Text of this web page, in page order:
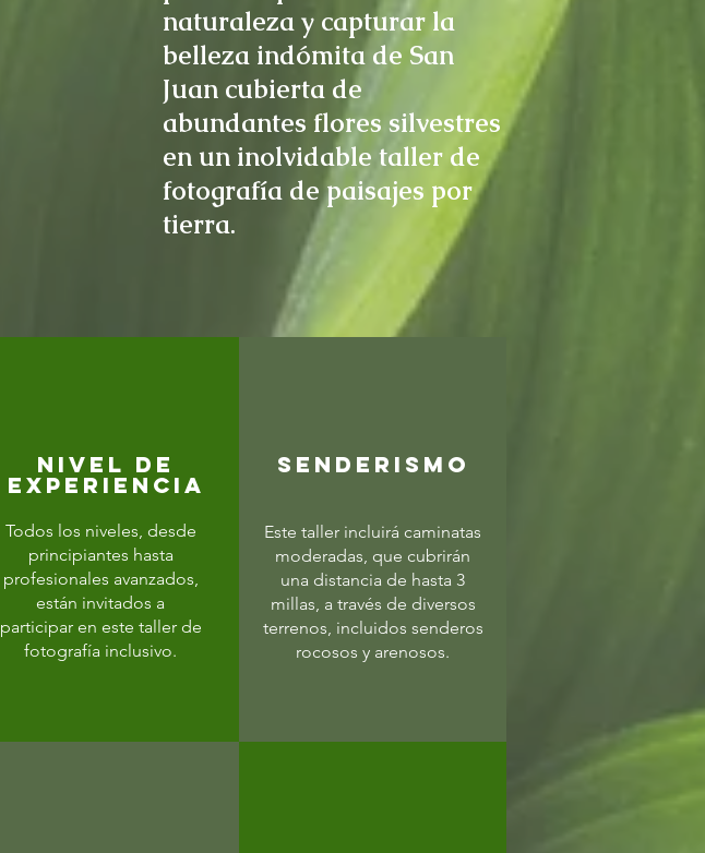
naturaleza y capturar la
belleza indómita de San
Juan cubierta de
abundantes flores silvestres
en un inolvidable taller de
fotografía de paisajes por
tierra.
Nivel de
experiencia
Todos los niveles, desde
principiantes hasta
profesionales avanzados,
están invitados a
participar en este taller de
fotografía inclusivo.
SENDERISMO
Este taller incluirá caminatas
moderadas, que cubrirán
una distancia de hasta 3
millas, a través de diversos
terrenos, incluidos senderos
rocosos y arenosos.